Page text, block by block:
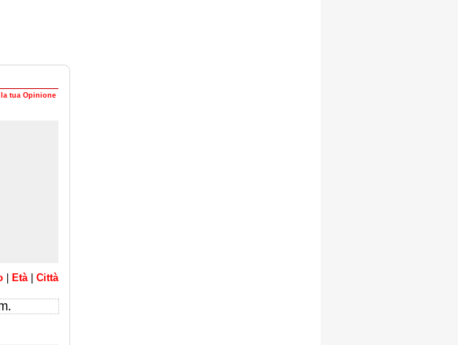
tua Opinione
Età Città